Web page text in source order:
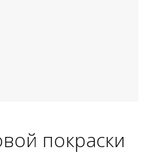
покраски